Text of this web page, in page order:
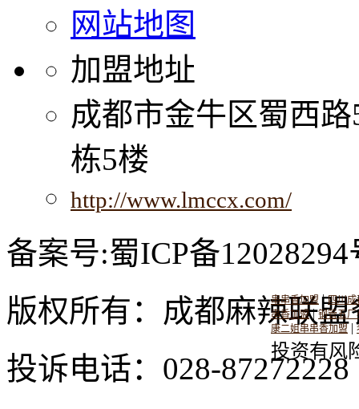
网站地图
加盟地址
成都市金牛区蜀西
栋5楼
http://www.lmccx.com/
串串香加盟 |四川成
串香加盟|钢管五厂
康二姐串串香加盟|
投资有风
备案号:蜀ICP备12028294
版权所有：成都麻辣联
投诉电话：028-